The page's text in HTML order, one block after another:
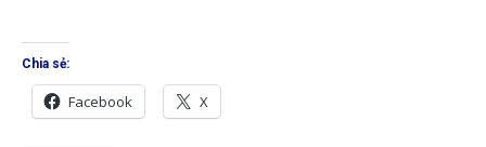
Chia sẻ:
Facebook X